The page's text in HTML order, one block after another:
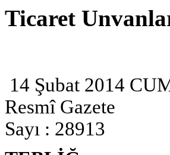
Ticaret
14 Şubat 2014
Resmî Gazete
Sayı : 28913